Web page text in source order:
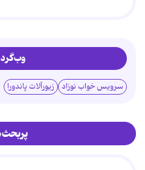
سرویس خواب نوزاد زیورآلات پاندورا